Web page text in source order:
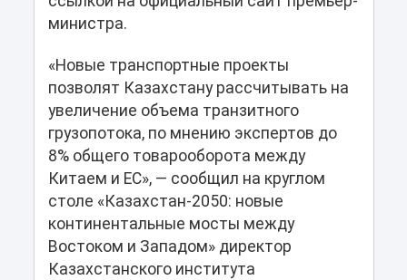
министра.
«Новые транспортные проекты
позволят Казахстану рассчитывать на
увеличение объема транзитного
грузопотока, по мнению экспертов до
8% общего товарооборота между
Китаем и ЕС», ― сообщил на круглом
столе «Казахстан-2050: новые
континентальные мосты между
Востоком и Западом» директор
Казахстанского института